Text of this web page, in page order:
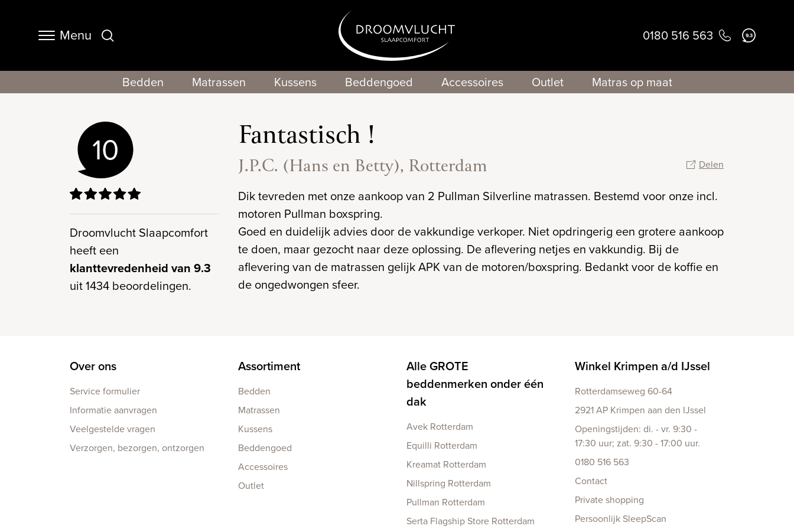
Navigation
Menu 0180 516 563 9.3
Bedden Matrassen Kussens Beddengoed Accessoires Outlet Matras op maat
Fantastisch !
J.P.C. (Hans en Betty), Rotterdam Delen
Dik tevreden met onze aankoop van 2 Pullman Silverline matrassen. Bestemd voor onze incl.
motoren Pullman boxspring.
Goed en duidelijk advies door de vakkundige verkoper. Niet opdringerig een grotere aankoop
te doen, maar gezocht naar deze oplossing. De aflevering netjes en vakkundig. Bij de
aflevering van de matrassen gelijk APK van de motoren/boxspring. Bedankt voor de koffie en
de ongedwongen sfeer.
10
Droomvlucht Slaapcomfort
heeft een
klanttevredenheid van 9.3
uit 1434 beoordelingen.
Over ons
Service formulier
Informatie aanvragen
Veelgestelde vragen
Verzorgen, bezorgen, ontzorgen
Assortiment
Bedden
Matrassen
Kussens
Beddengoed
Accessoires
Outlet
Alle GROTE
beddenmerken onder één
dak
Avek Rotterdam
Equilli Rotterdam
Kreamat Rotterdam
Nillspring Rotterdam
Pullman Rotterdam
Serta Flagship Store Rotterdam
Winkel Krimpen a/d IJssel
Rotterdamseweg 60-64
2921 AP Krimpen aan den IJssel
Openingstijden: di. - vr. 9:30 -
17:30 uur; zat. 9:30 - 17:00 uur.
0180 516 563
Contact
Private shopping
Persoonlijk SleepScan